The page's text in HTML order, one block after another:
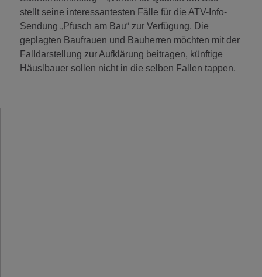
stellt seine interessantesten Fälle für die ATV-Info-
Sendung „Pfusch am Bau“ zur Verfügung. Die
geplagten Baufrauen und Bauherren möchten mit der
Falldarstellung zur Aufklärung beitragen, künftige
Häuslbauer sollen nicht in die selben Fallen tappen.